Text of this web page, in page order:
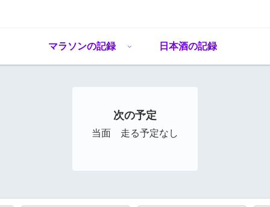
マラソンの記録 日本酒の記録
次の予定
当面 走る予定なし